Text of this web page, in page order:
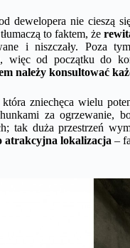
dewelopera nie cieszą
to faktem, że
i niszczały. Poza
więc od początku do
należy konsultować
zniechęca wielu
za ogrzewanie,
tak duża przestrzeń
atrakcyjna lokalizacja –